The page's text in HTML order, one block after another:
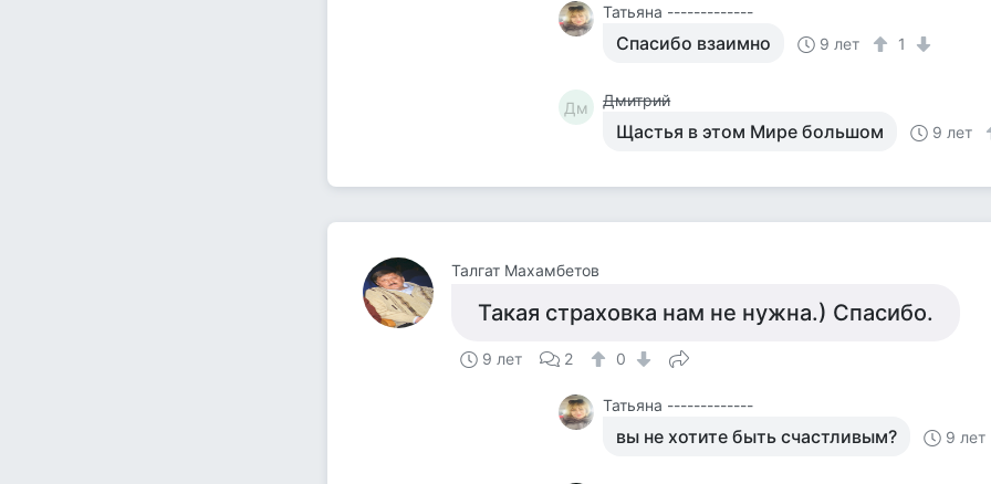
Татьяна -------------
Спасибо взаимно 9 лет 1
Дм Дмитрий
Щастья в этом Мире большом 9 лет
Талгат Махамбетов
Такая страховка нам не нужна.) Спасибо.
9 лет 2 0
Татьяна -------------
вы не хотите быть счастливым? 9 лет